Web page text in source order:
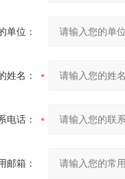
单位：
姓名：
电话：
邮箱：